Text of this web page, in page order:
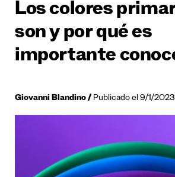
Los colores
son y por qué es
importante
Giovanni Blandino Publicado el 9/1/2023